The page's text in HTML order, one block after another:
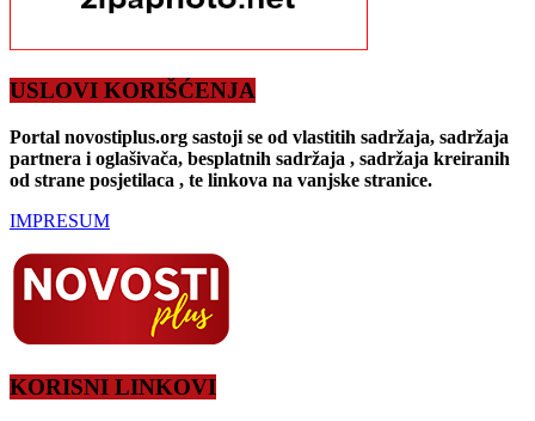
USLOVI KORIŠĆENJA
Portal novostiplus.org sastoji se od vlastitih sadržaja, sadržaja
partnera i oglašivača, besplatnih sadržaja , sadržaja kreiranih
od strane posjetilaca , te linkova na vanjske stranice.
IMPRESUM
KORISNI LINKOVI